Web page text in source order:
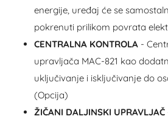
energije, uređaj će se
pokrenuti prilikom povrata
CENTRALNA KONTROLA -
upravljača MAC-821 kao
uključivanje i isključivanje do
(Opcija)
ŽIČANI DALJINSKI UPRAVLJAČ